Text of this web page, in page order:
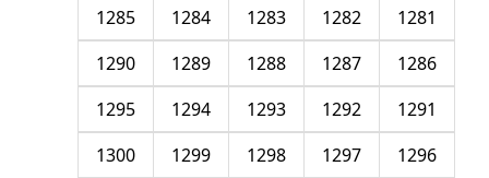
1281
1282
1283
1284
1285
1286
1287
1288
1289
1290
1291
1292
1293
1294
1295
1296
1297
1298
1299
1300